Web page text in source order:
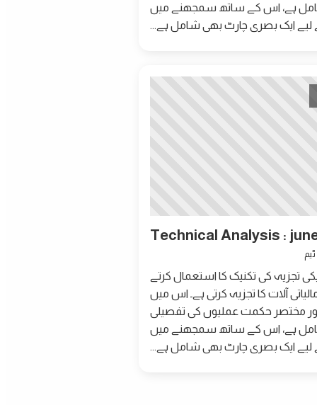
ہے، اس کے ساتھ سمجھنے میں
لیے ایک بصری چارٹ بھی شامل ہے...
Technical Analysis :
تجزیہ کی تکنیک کا استعمال کرتے
آلات کا تجزیہ کرتی ہے۔ اس میں
مختصر حکمت عملیوں کی تفصیلی
ہے، اس کے ساتھ سمجھنے میں
لیے ایک بصری چارٹ بھی شامل ہے...